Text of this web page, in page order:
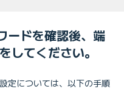
ードを確認後、端
してください。
定については、以下の手順